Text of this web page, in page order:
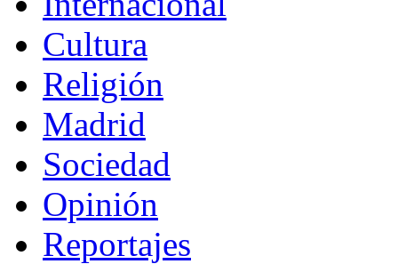
Cultura
Religión
Madrid
Sociedad
Opinión
Reportajes